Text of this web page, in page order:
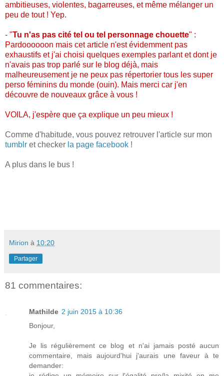
ambitieuses, violentes, bagarreuses, et même mélanger un
peu de tout ! Yep.
- "Tu n'as pas cité tel ou tel personnage chouette" :
Pardoooooon mais cet article n'est évidemment pas
exhaustifs et j'ai choisi quelques exemples parlant et dont je
n'avais pas trop parlé sur le blog déjà, mais
malheureusement je ne peux pas répertorier tous les super
perso féminins du monde (ouin). Mais merci car j'en
découvre de nouveaux grâce à vous !
VOILA, j'espère que ça explique un peu mieux !
Comme d'habitude, vous pouvez retrouver l'article sur mon
tumblr et checker la page facebook !
A plus dans le bus !
Mirion à 10:20
Partager
81 commentaires:
Mathilde 2 juin 2015 à 10:36
Bonjour,
Je lis régulièrement ce blog et n'ai jamais posté aucun
commentaire, mais aujourd'hui j'aurais une faveur à te
demander: